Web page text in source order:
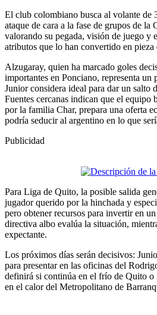
El club colombiano busca al volante de
ataque de cara a la fase de grupos de la
valorando su pegada, visión de juego y
atributos que lo han convertido en pieza
Alzugaray, quien ha marcado goles
importantes en Ponciano, representa un
Junior considera ideal para dar un salto
Fuentes cercanas indican que el equipo
por la familia Char, prepara una oferta
podría seducir al argentino en lo que
Publicidad
Para Liga de Quito, la posible salida
jugador querido por la hinchada y
pero obtener recursos para invertir en
directiva albo evalúa la situación,
expectante.
Los próximos días serán decisivos:
para presentar en las oficinas del
definirá si continúa en el frío de Quito o
en el calor del Metropolitano de